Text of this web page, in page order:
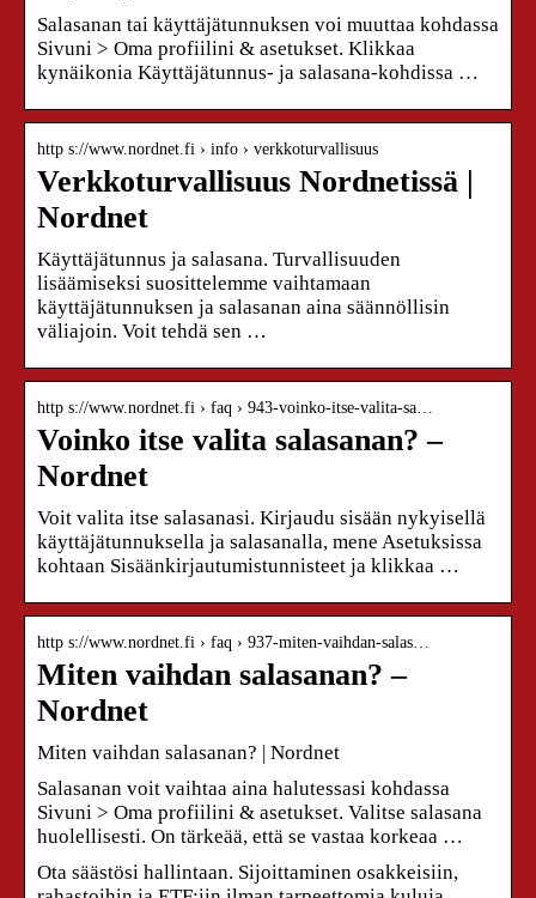
Salasanan tai käyttäjätunnuksen voi muuttaa kohdassa
Sivuni > Oma profiilini & asetukset. Klikkaa
kynäikonia Käyttäjätunnus- ja salasana-kohdissa …
http s://www.nordnet.fi › info › verkkoturvallisuus
Verkkoturvallisuus Nordnetissä |
Nordnet
Käyttäjätunnus ja salasana. Turvallisuuden
lisäämiseksi suosittelemme vaihtamaan
käyttäjätunnuksen ja salasanan aina säännöllisin
väliajoin. Voit tehdä sen …
http s://www.nordnet.fi › faq › 943-voinko-itse-valita-sa…
Voinko itse valita salasanan? –
Nordnet
Voit valita itse salasanasi. Kirjaudu sisään nykyisellä
käyttäjätunnuksella ja salasanalla, mene Asetuksissa
kohtaan Sisäänkirjautumistunnisteet ja klikkaa …
http s://www.nordnet.fi › faq › 937-miten-vaihdan-salas…
Miten vaihdan salasanan? –
Nordnet
Miten vaihdan salasanan? | Nordnet
Salasanan voit vaihtaa aina halutessasi kohdassa
Sivuni > Oma profiilini & asetukset. Valitse salasana
huolellisesti. On tärkeää, että se vastaa korkeaa …
Ota säästösi hallintaan. Sijoittaminen osakkeisiin,